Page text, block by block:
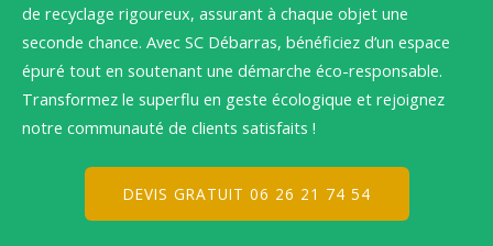
de recyclage rigoureux, assurant à chaque objet une
seconde chance. Avec SC Débarras, bénéficiez d’un espace
épuré tout en soutenant une démarche éco-responsable.
Transformez le superflu en geste écologique et rejoignez
notre communauté de clients satisfaits !
DEVIS GRATUIT 06 26 21 74 54